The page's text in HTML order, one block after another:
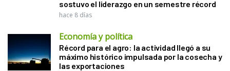
sostuvo el liderazgo en un semestre récord
hace 8 días
Economía y política
Récord para el agro: la actividad llegó a su
máximo histórico impulsada por la cosecha y
las exportaciones